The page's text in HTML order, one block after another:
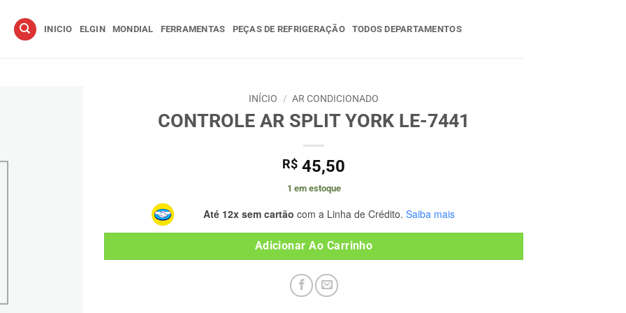
INICIO ELGIN MONDIAL FERRAMENTAS PEÇAS DE REFRIGERAÇÃO TODOS DEPARTAMENTOS
INÍCIO / AR CONDICIONADO
CONTROLE AR SPLIT YORK LE-7441
R$ 45,50
1 em estoque
Até 12x sem cartão com a Linha de Crédito. Saiba mais
Adicionar Ao Carrinho